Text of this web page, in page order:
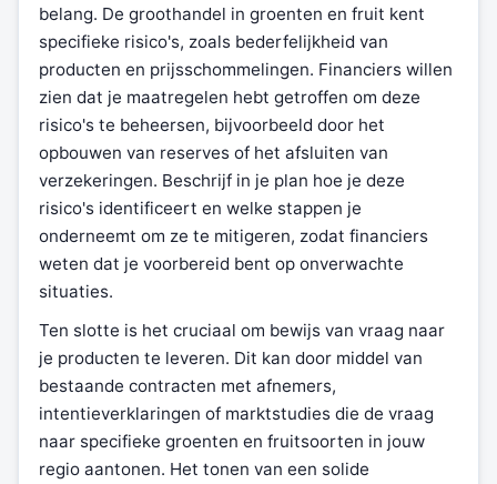
belang. De groothandel in groenten en fruit kent
specifieke risico's, zoals bederfelijkheid van
producten en prijsschommelingen. Financiers willen
zien dat je maatregelen hebt getroffen om deze
risico's te beheersen, bijvoorbeeld door het
opbouwen van reserves of het afsluiten van
verzekeringen. Beschrijf in je plan hoe je deze
risico's identificeert en welke stappen je
onderneemt om ze te mitigeren, zodat financiers
weten dat je voorbereid bent op onverwachte
situaties.
Ten slotte is het cruciaal om bewijs van vraag naar
je producten te leveren. Dit kan door middel van
bestaande contracten met afnemers,
intentieverklaringen of marktstudies die de vraag
naar specifieke groenten en fruitsoorten in jouw
regio aantonen. Het tonen van een solide